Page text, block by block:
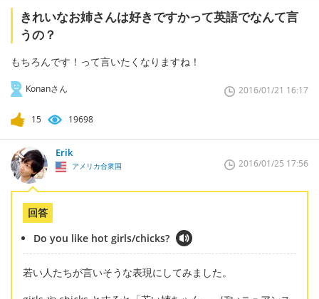
きれいなお姉さんは好きですかって英語でなんて言
うの？
もちろんです！って言いたくなりますね！
Konanさん 2016/01/21 16:17
15 19698
Erik
アメリカ合衆国 2016/01/25 17:56
回答
Do you like hot girls/chicks?
若い人たちが言いそうな表現にしてみました。